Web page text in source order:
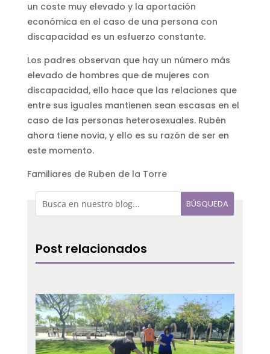
un coste muy elevado y la aportación
económica en el caso de una persona con
discapacidad es un esfuerzo constante.
Los padres observan que hay un número más
elevado de hombres que de mujeres con
discapacidad, ello hace que las relaciones que
entre sus iguales mantienen sean escasas en el
caso de las personas heterosexuales. Rubén
ahora tiene novia, y ello es su razón de ser en
este momento.
Familiares de Ruben de la Torre
Post relacionados